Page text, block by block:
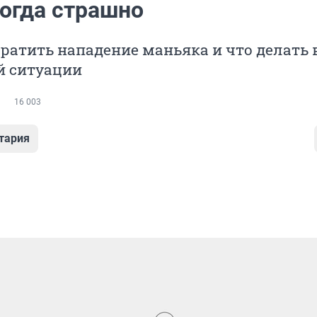
страшно
нападение маньяка и что делать
ситуации
16 003